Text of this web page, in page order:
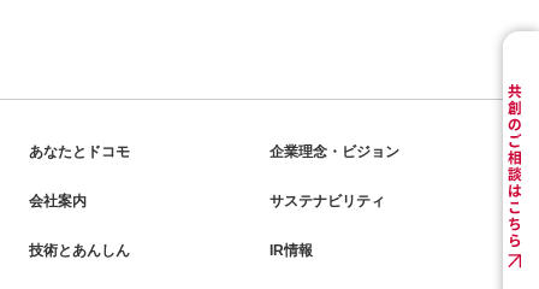
あなたとドコモ 企業理念・ビジョン
会社案内 サステナビリティ
技術とあんしん IR情報